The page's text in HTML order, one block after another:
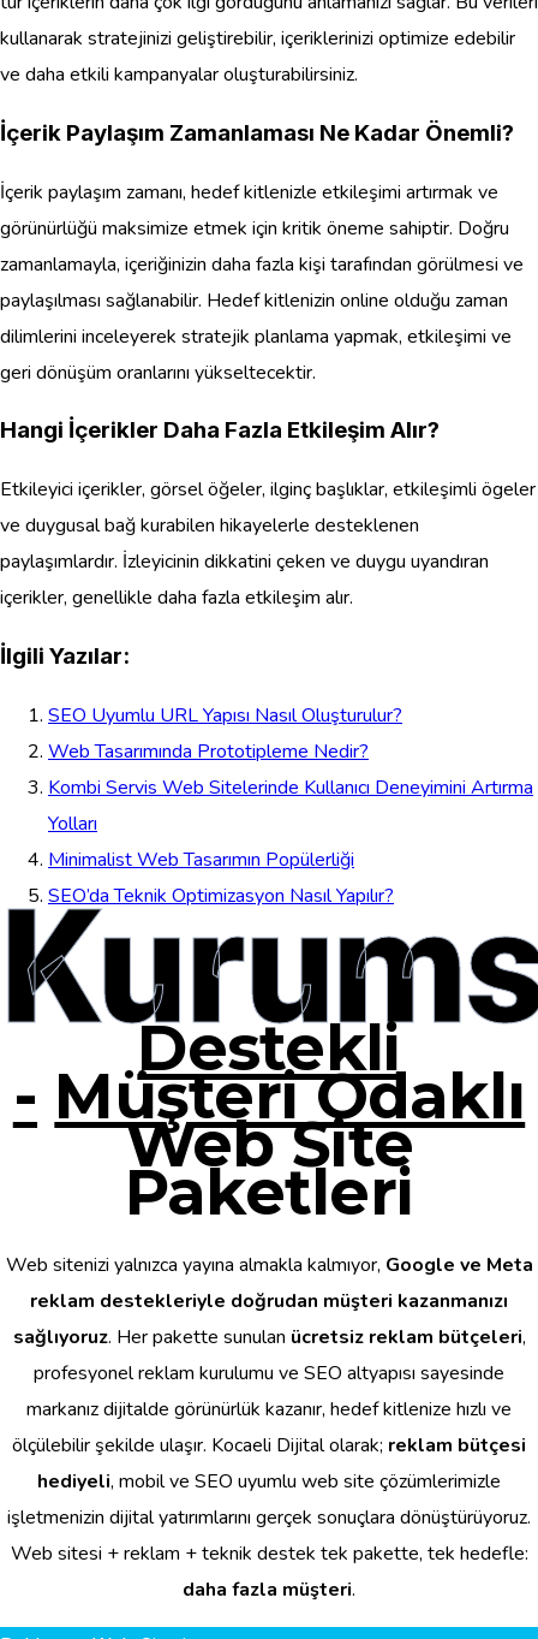
kullanarak stratejinizi geliştirebilir, içeriklerinizi optimize edebilir
ve daha etkili kampanyalar oluşturabilirsiniz.
İçerik Paylaşım Zamanlaması Ne Kadar Önemli?
İçerik paylaşım zamanı, hedef kitlenizle etkileşimi artırmak ve
görünürlüğü maksimize etmek için kritik öneme sahiptir. Doğru
zamanlamayla, içeriğinizin daha fazla kişi tarafından görülmesi ve
paylaşılması sağlanabilir. Hedef kitlenizin online olduğu zaman
dilimlerini inceleyerek stratejik planlama yapmak, etkileşimi ve
geri dönüşüm oranlarını yükseltecektir.
Hangi İçerikler Daha Fazla Etkileşim Alır?
Etkileyici içerikler, görsel öğeler, ilginç başlıklar, etkileşimli ögeler
ve duygusal bağ kurabilen hikayelerle desteklenen
paylaşımlardır. İzleyicinin dikkatini çeken ve duygu uyandıran
içerikler, genellikle daha fazla etkileşim alır.
İlgili Yazılar:
SEO Uyumlu URL Yapısı Nasıl Oluşturulur?
Web Tasarımında Prototipleme Nedir?
Kombi Servis Web Sitelerinde Kullanıcı Deneyimini Artırma
Yolları
Minimalist Web Tasarımın Popülerliği
SEO’da Teknik Optimizasyon Nasıl Yapılır?
Destekli
- Müşteri Odaklı
Web Site
Paketleri
Web sitenizi yalnızca yayına almakla kalmıyor, Google ve Meta
reklam destekleriyle doğrudan müşteri kazanmanızı
sağlıyoruz. Her pakette sunulan ücretsiz reklam bütçeleri,
profesyonel reklam kurulumu ve SEO altyapısı sayesinde
markanız dijitalde görünürlük kazanır, hedef kitlenize hızlı ve
ölçülebilir şekilde ulaşır. Kocaeli Dijital olarak; reklam bütçesi
hediyeli, mobil ve SEO uyumlu web site çözümlerimizle
işletmenizin dijital yatırımlarını gerçek sonuçlara dönüştürüyoruz.
Web sitesi + reklam + teknik destek tek pakette, tek hedefle:
daha fazla müşteri.